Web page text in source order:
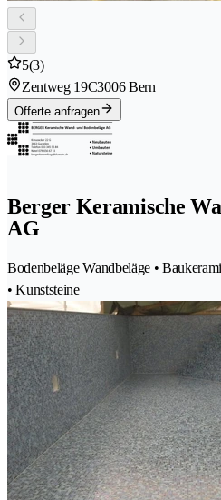
5(3)
Zentweg 19C3006 Bern
Offerte anfragen
Berger Keramische
AG
Bodenbeläge Wandbeläge •
• Kunststeine